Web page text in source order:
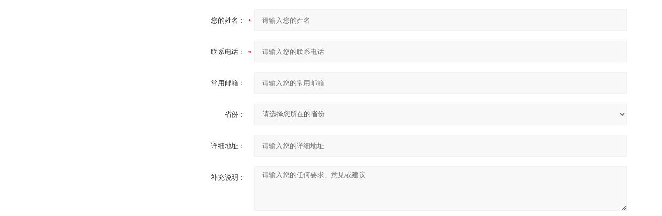
您的姓名：
联系电话：
常用邮箱：
省份：
详细地址：
补充说明：